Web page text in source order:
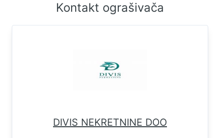
Kontakt ograšivača
DIVIS NEKRETNINE DOO